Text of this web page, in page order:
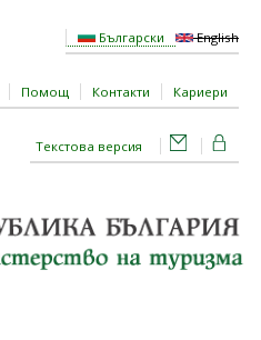
Български English
Помощ Контакти Кариери
Текстова версия